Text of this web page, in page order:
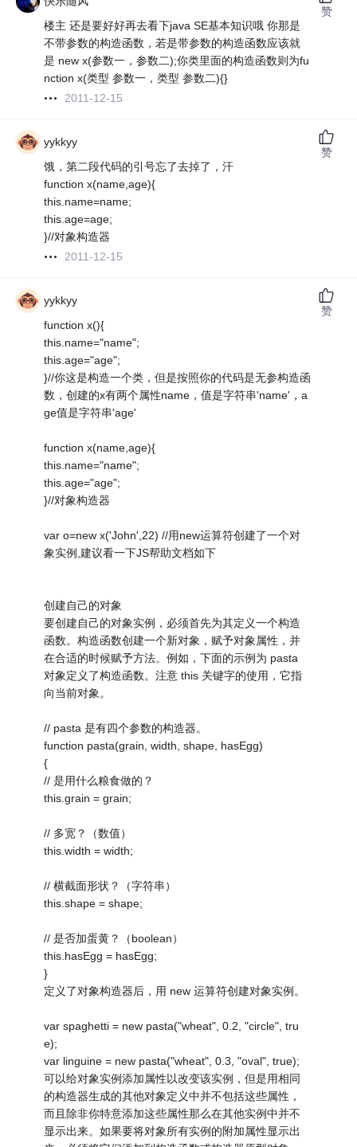
楼主 还是要好好再去看下java SE基本知识哦 你那是
不带参数的构造函数，若是带参数的构造函数应该就
是 new x(参数一，参数二);你类里面的构造函数则为fu
nction x(类型 参数一，类型 参数二){}
2011-12-15
赞
yykkyy
饿，第二段代码的引号忘了去掉了，汗
function x(name,age){
this.name=name;
this.age=age;
}//对象构造器
2011-12-15
赞
yykkyy
function x(){
this.name="name";
this.age="age";
}//你这是构造一个类，但是按照你的代码是无参构造函
数，创建的x有两个属性name，值是字符串'name'，a
ge值是字符串'age'
function x(name,age){
this.name="name";
this.age="age";
}//对象构造器
var o=new x('John',22) //用new运算符创建了一个对
象实例,建议看一下JS帮助文档如下
创建自己的对象
要创建自己的对象实例，必须首先为其定义一个构造
函数。构造函数创建一个新对象，赋予对象属性，并
在合适的时候赋予方法。例如，下面的示例为 pasta
对象定义了构造函数。注意 this 关键字的使用，它指
向当前对象。
// pasta 是有四个参数的构造器。
function pasta(grain, width, shape, hasEgg)
{
// 是用什么粮食做的？
this.grain = grain;
// 多宽？（数值）
this.width = width;
// 横截面形状？（字符串）
this.shape = shape;
// 是否加蛋黄？（boolean）
this.hasEgg = hasEgg;
}
定义了对象构造器后，用 new 运算符创建对象实例。
var spaghetti = new pasta("wheat", 0.2, "circle", tru
e);
var linguine = new pasta("wheat", 0.3, "oval", true);
可以给对象实例添加属性以改变该实例，但是用相同
的构造器生成的其他对象定义中并不包括这些属性，
而且除非你特意添加这些属性那么在其他实例中并不
显示出来。如果要将对象所有实例的附加属性显示出
赞